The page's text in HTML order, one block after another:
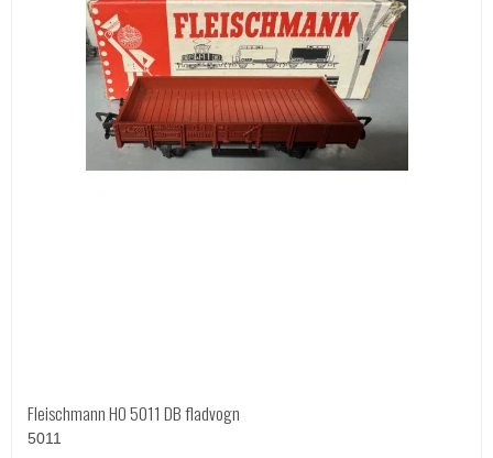
Fleischmann HO 5011 DB fladvogn
5011